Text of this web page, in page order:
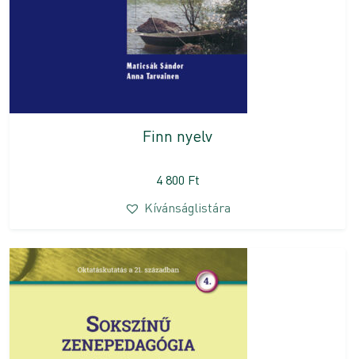
Finn nyelv
4 800 Ft
Kívánságlistára